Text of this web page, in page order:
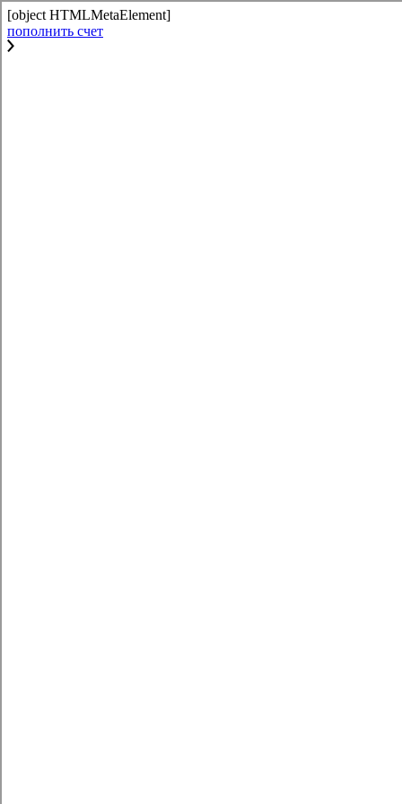
[object HTMLMetaElement]
пополнить счет